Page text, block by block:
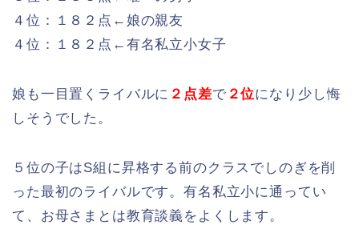
４位：１８２点←娘の親友
４位：１８２点←有名私立小女子
娘も一目置くライバルに ２点差で ２位になり少し悔
しそうでした。
５位の子はS組に昇格する前のクラスでしのぎを削
った最初のライバルです。有名私立小に通ってい
て、お母さまとは教育談義をよくします。